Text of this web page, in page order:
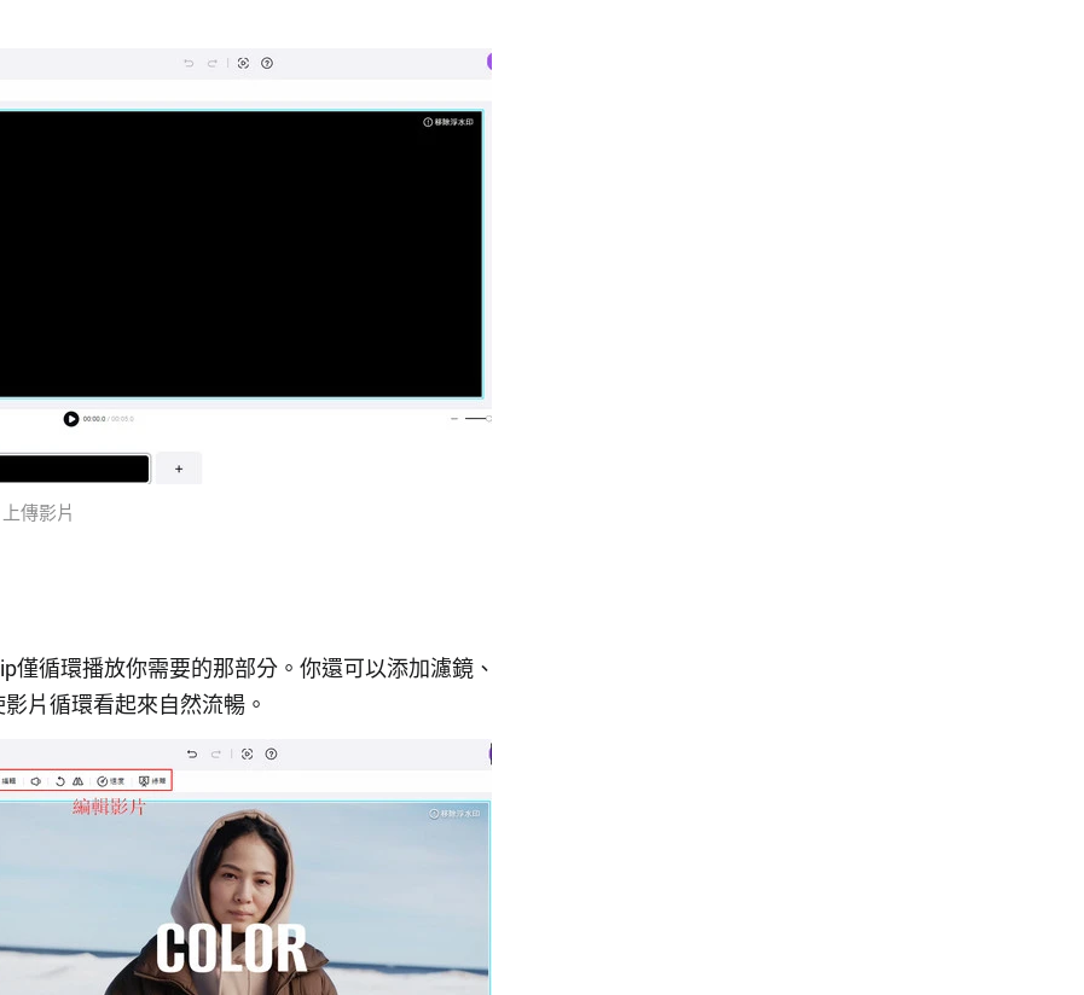
上傳影片
循環播放你需要的那部分。你還可以添加濾鏡、
片循環看起來自然流暢。